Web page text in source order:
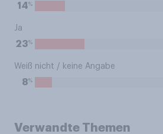
14%
Ja
23%
Weiß nicht / keine Angabe
8%
Verwandte Themen